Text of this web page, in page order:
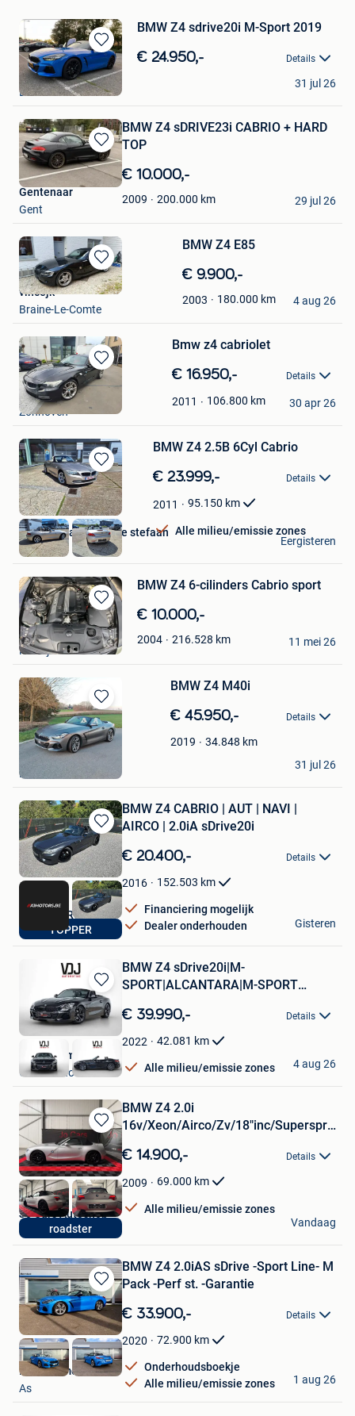
Bewaren
in
Mijn
Favorieten
BMW Z4 sdrive20i M-Sport 2019
€ 24.950,- Details
Ralf Meuleners
Brussel
31 jul 26
Bewaren
in
Mijn
Favorieten
BMW Z4 sDRIVE23i CABRIO + HARD
TOP
€ 10.000,-
2009 200.000 km
Gentenaar
Gent
29 jul 26
Bewaren
in
Favorieten
BMW Z4 E85
€ 9.900,-
2003 180.000 km
vincejk
Braine-Le-Comte
4 aug 26
Bewaren
in
Mijn
Favorieten
Bmw z4 cabriolet
€ 16.950,- Details
2011 106.800 km
Tony Schepers
Zonhoven
30 apr 26
Bewaren
in
Mijn
Favorieten
BMW Z4 2.5B 6Cyl Cabrio
€ 23.999,- Details
2011 95.150 km
Alle milieu/emissie zones
v&s cars van de keere stefaan
Brugge
Eergisteren
Bewaren
in
Mijn
Favorieten
BMW Z4 6-cilinders Cabrio sport
€ 10.000,-
2004 216.528 km
Filip
Kortrijk
11 mei 26
Bewaren
in
Mijn
Favorieten
BMW Z4 M40i
€ 45.950,- Details
2019 34.848 km
Classic Corner
Lubbeek
31 jul 26
Bewaren
in
Mijn
Favorieten
TOPPER
BMW Z4 CABRIO | AUT | NAVI |
AIRCO | 2.0iA sDrive20i
€ 20.400,- Details
2016 152.503 km
Financiering mogelijk
Dealer onderhouden
A1 MOTORS BE
Bilzen
Gisteren
Bewaren
in
Mijn
Favorieten
BMW Z4 sDrive20i|M-
SPORT|ALCANTARA|M-SPORT
€ 39.990,- Details
2022 42.081 km
Alle milieu/emissie zones
VDJ Automotive
Grobbendonk
4 aug 26
Bewaren
in
Mijn
Favorieten
roadster
BMW Z4 2.0i
16v/Xeon/Airco/Zv/18"inc/Supersprint/
€ 14.900,- Details
2009 69.000 km
Alle milieu/emissie zones
Jo Cars Autoshop
Oostham
Vandaag
Bewaren
in
Mijn
Favorieten
BMW Z4 2.0iAS sDrive -Sport Line- M
Pack -Perf st. -Garantie
€ 33.900,- Details
2020 72.900 km
Onderhoudsboekje
Alle milieu/emissie zones
RW Automobiel
As
1 aug 26